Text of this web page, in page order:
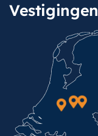
Vestigingen